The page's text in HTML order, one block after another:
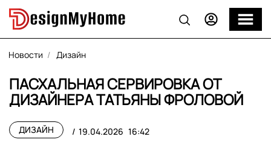
Новости Дизайн
ПАСХАЛЬНАЯ СЕРВИРОВКА ОТ
ДИЗАЙНЕРА ТАТЬЯНЫ ФРОЛОВОЙ
ДИЗАЙН 19.04.2026 16:42